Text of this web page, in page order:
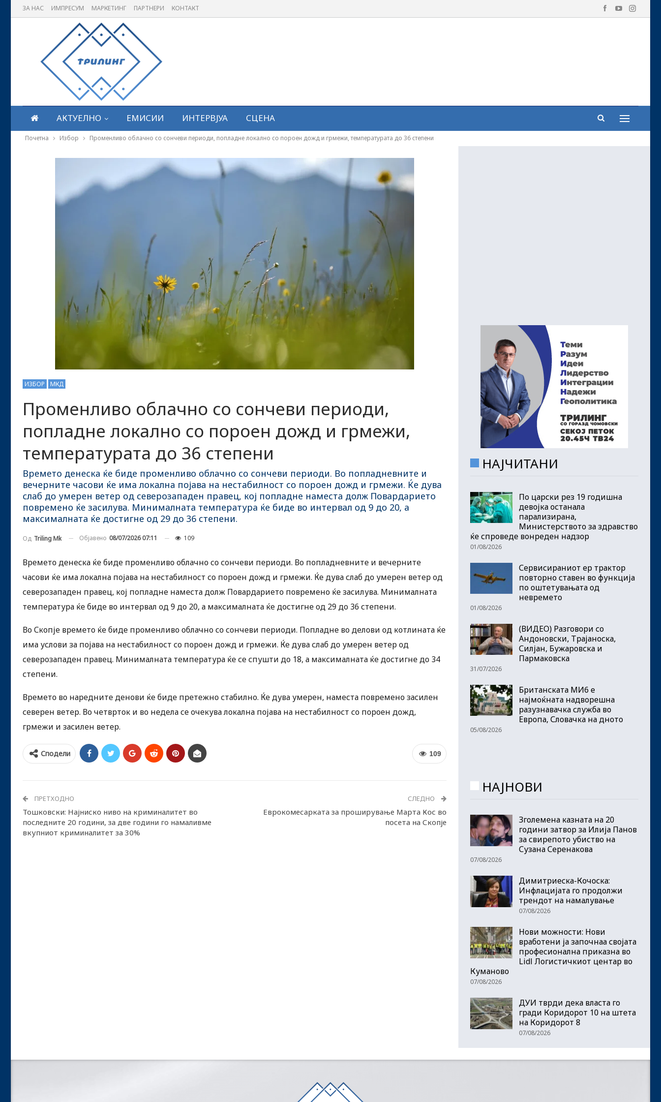
ЗА НАС ИМПРЕСУМ МАРКЕТИНГ ПАРТНЕРИ КОНТАКТ
АКТУЕЛНО ЕМИСИИ ИНТЕРВЈУА СЦЕНА
Почетна Избор Променливо облачно со сончеви периоди, попладне локално со пороен дожд и грмежи, температурата до 36 степени
ИЗБОР МКД
Променливо облачно со сончеви периоди,
попладне локално со пороен дожд и грмежи,
температурата до 36 степени
Времето денеска ќе биде променливо облачно со сончеви периоди. Во попладневните и
вечерните часови ќе има локална појава на нестабилност со пороен дожд и грмежи. Ќе дува
слаб до умерен ветер од северозападен правец, кој попладне наместа долж Повардарието
повремено ќе засилува. Минималната температура ќе биде во интервал од 9 до 20, а
максималната ќе достигне од 29 до 36 степени.
Од Triling Mk Објавено 08/07/2026 07:11 109
Времето денеска ќе биде променливо облачно со сончеви периоди. Во попладневните и вечерните
часови ќе има локална појава на нестабилност со пороен дожд и грмежи. Ќе дува слаб до умерен ветер од
северозападен правец, кој попладне наместа долж Повардарието повремено ќе засилува. Минималната
температура ќе биде во интервал од 9 до 20, а максималната ќе достигне од 29 до 36 степени.
Во Скопје времето ќе биде променливо облачно со сончеви периоди. Попладне во делови од котлината ќе
има услови за појава на нестабилност со пороен дожд и грмежи. Ќе дува слаб до умерен ветер од
северозападен правец. Минималната температура ќе се спушти до 18, а максималната ќе достигне до 34
степени.
Времето во наредните денови ќе биде претежно стабилно. Ќе дува умерен, наместа повремено засилен
северен ветер. Во четврток и во недела се очекува локална појава на нестабилност со пороен дожд,
грмежи и засилен ветер.
109
Сподели
ПРЕТХОДНО
Тошковски: Најниско ниво на криминалитет во
последните 20 години, за две години го намаливме
вкупниот криминалитет за 30%
СЛЕДНО
Еврокомесарката за проширување Марта Кос во
посета на Скопје
НАЈЧИТАНИ
По царски рез 19 годишна
девојка останала
парализирана,
Министерството за здравство
ќе спроведе вонреден надзор
01/08/2026
Сервисираниот ер трактор
повторно ставен во функција
по оштетувањата од
невремето
01/08/2026
(ВИДЕО) Разговори со
Андоновски, Трајаноска,
Силјан, Бужаровска и
Пармаковска
31/07/2026
Британската МИ6 е
најмоќната надворешна
разузнавачка служба во
Европа, Словачка на дното
05/08/2026
НАЈНОВИ
Зголемена казната на 20
години затвор за Илија Панов
за свирепото убиство на
Сузана Серенакова
07/08/2026
Димитриеска-Кочоска:
Инфлацијата го продолжи
трендот на намалување
07/08/2026
Нови можности: Нови
вработени ја започнаа својата
професионална приказна во
Lidl Логистичкиот центар во
Куманово
07/08/2026
ДУИ тврди дека власта го
гради Коридорот 10 на штета
на Коридорот 8
07/08/2026